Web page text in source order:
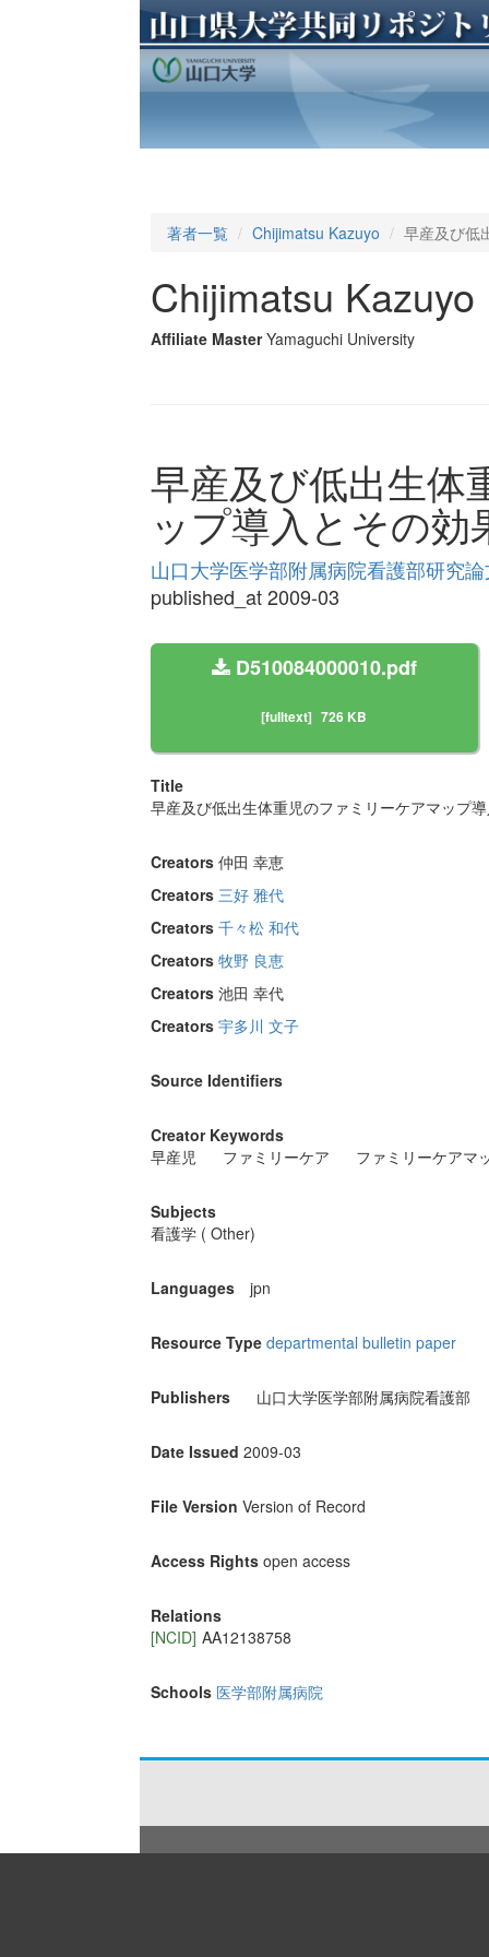
著者一覧 Chijimatsu Kazuyo 早産及び低
Chijimatsu Kazuyo
Affiliate Master Yamaguchi University
早産及び低出生体
ップ導入とその効
山口大学医学部附属病院看護部研究
published_at 2009-03
D510084000010.pdf
[fulltext] 726 KB
Title
早産及び低出生体重児のファミリーケアマップ
Creators 仲田 幸恵
Creators 三好 雅代
Creators 千々松 和代
Creators 牧野 良恵
Creators 池田 幸代
Creators 宇多川 文子
Source Identifiers
Creator Keywords
早産児
ファミリーケア ファミリーケアマ
Subjects
看護学 ( Other)
Languages jpn
Resource Type departmental bulletin paper
Publishers 山口大学医学部附属病院看護部
Date Issued 2009-03
File Version Version of Record
Access Rights open access
Relations
[NCID] AA12138758
Schools 医学部附属病院